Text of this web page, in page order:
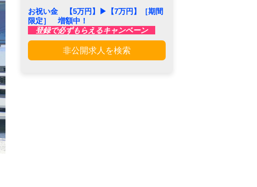
お祝い金 【5万円】▶︎【7万円】［期間
限定］ 増額中！
登録で必ずもらえるキャンペーン
非公開求人を検索